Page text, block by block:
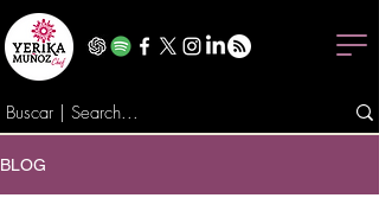
BLOG